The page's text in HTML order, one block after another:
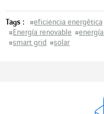
Tags : #eficiencia energética
#Energía renovable #
#smart grid #solar